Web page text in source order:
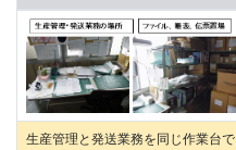
生産管理と発送業務を同じ作業台で